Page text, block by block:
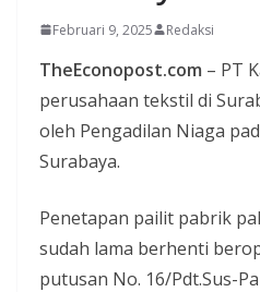
Februari 9, 2025 Redaksi
TheEconopost.com – PT
perusahaan tekstil di
oleh Pengadilan Niaga
Surabaya.
Penetapan pailit pabrik
sudah lama berhenti
putusan No. 16/Pdt.Sus-